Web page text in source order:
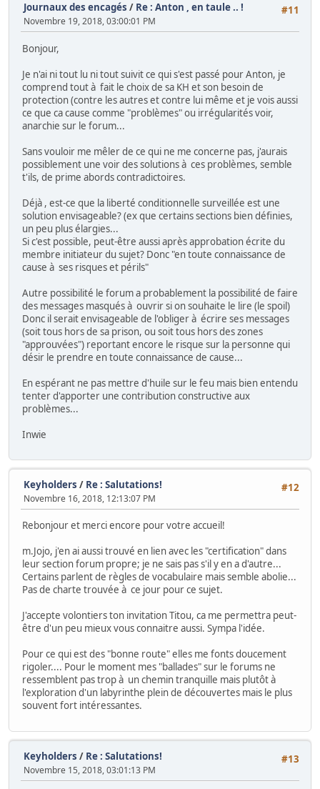
#11
Journaux des encagés / Re : Anton , en taule .. !
Novembre 19, 2018, 03:00:01 PM
Bonjour,
Je n'ai ni tout lu ni tout suivit ce qui s'est passé pour Anton, je
comprend tout à fait le choix de sa KH et son besoin de
protection (contre les autres et contre lui même et je vois aussi
ce que ca cause comme "problèmes" ou irrégularités voir,
anarchie sur le forum...
Sans vouloir me mêler de ce qui ne me concerne pas, j'aurais
possiblement une voir des solutions à ces problèmes, semble
t'ils, de prime abords contradictoires.
Déjà , est-ce que la liberté conditionnelle surveillée est une
solution envisageable? (ex que certains sections bien définies,
un peu plus élargies...
Si c'est possible, peut-être aussi après approbation écrite du
membre initiateur du sujet? Donc "en toute connaissance de
cause à ses risques et périls"
Autre possibilité le forum a probablement la possibilité de faire
des messages masqués à ouvrir si on souhaite le lire (le spoil)
Donc il serait envisageable de l'obliger à écrire ses messages
(soit tous hors de sa prison, ou soit tous hors des zones
"approuvées") reportant encore le risque sur la personne qui
désir le prendre en toute connaissance de cause...
En espérant ne pas mettre d'huile sur le feu mais bien entendu
tenter d'apporter une contribution constructive aux
problèmes...
Inwie
#12
Keyholders / Re : Salutations!
Novembre 16, 2018, 12:13:07 PM
Rebonjour et merci encore pour votre accueil!
m.Jojo, j'en ai aussi trouvé en lien avec les "certification" dans
leur section forum propre; je ne sais pas s'il y en a d'autre...
Certains parlent de règles de vocabulaire mais semble abolie...
Pas de charte trouvée à ce jour pour ce sujet.
J'accepte volontiers ton invitation Titou, ca me permettra peut-
être d'un peu mieux vous connaitre aussi. Sympa l'idée.
Pour ce qui est des "bonne route" elles me fonts doucement
rigoler.... Pour le moment mes "ballades" sur le forums ne
ressemblent pas trop à un chemin tranquille mais plutôt à
l'exploration d'un labyrinthe plein de découvertes mais le plus
souvent fort intéressantes.
#13
Keyholders / Re : Salutations!
Novembre 15, 2018, 03:01:13 PM